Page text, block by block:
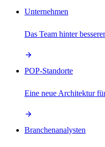
Unternehmen
Das Team hinter
POP-Standorte
Eine neue Architektur
Branchenanalysten